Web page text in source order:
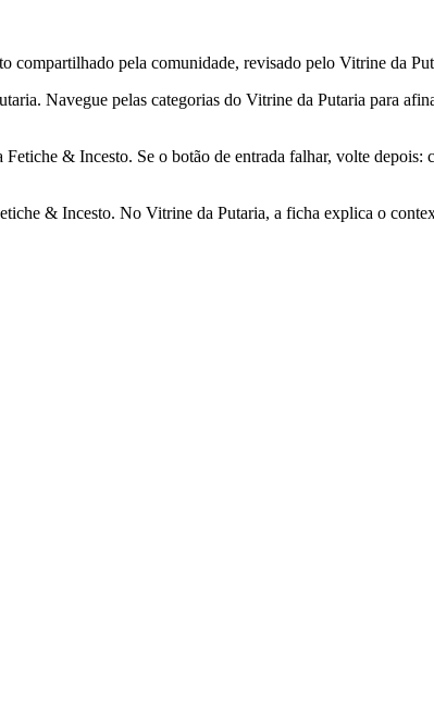
compartilhado pela comunidade, revisado pelo Vitrine da
Navegue pelas categorias do Vitrine da Putaria para
& Incesto. Se o botão de entrada falhar, volte
& Incesto. No Vitrine da Putaria, a ficha explica o